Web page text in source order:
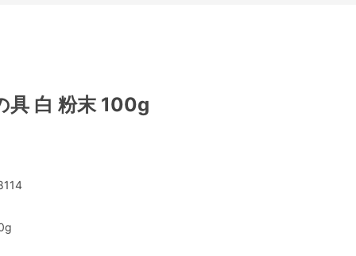
具 白 粉末 100g